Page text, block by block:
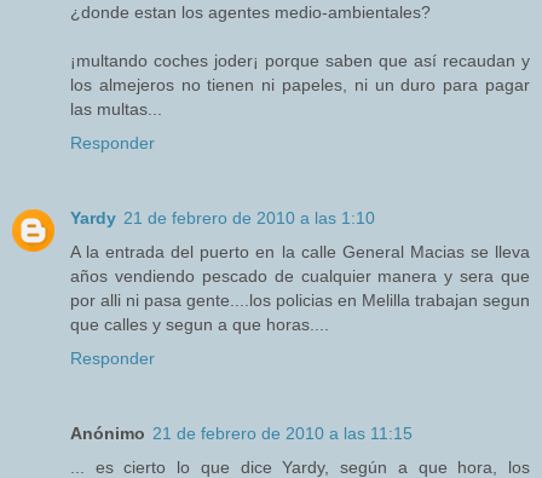
¿donde estan los agentes medio-ambientales?
¡multando coches joder¡ porque saben que así recaudan y
los almejeros no tienen ni papeles, ni un duro para pagar
las multas...
Responder
Yardy 21 de febrero de 2010 a las 1:10
A la entrada del puerto en la calle General Macias se lleva
años vendiendo pescado de cualquier manera y sera que
por alli ni pasa gente....los policias en Melilla trabajan segun
que calles y segun a que horas....
Responder
Anónimo 21 de febrero de 2010 a las 11:15
... es cierto lo que dice Yardy, según a que hora, los